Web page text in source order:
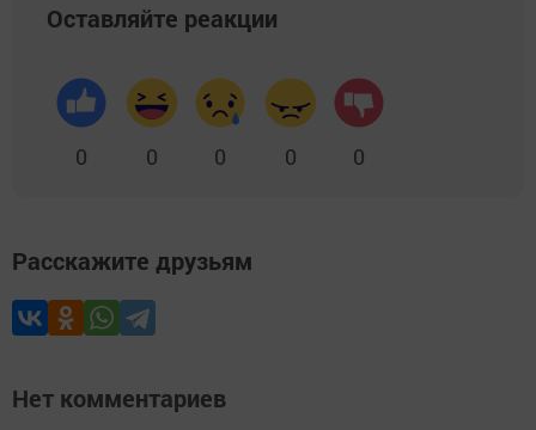
Оставляйте реакции
0 0 0 0 0
Расскажите друзьям
Нет комментариев